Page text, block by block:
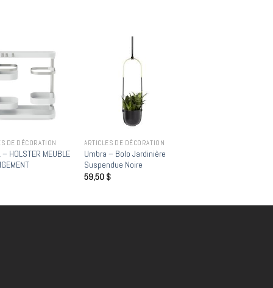
Add to
DE DÉCORATION
– HOLSTER MEUBLE
ARTICLES DE DÉCORATION
Umbra – Bolo Jardinière
Suspendue Noire
59,50 $